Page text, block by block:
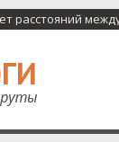
расстояний
мотели и гостиницы